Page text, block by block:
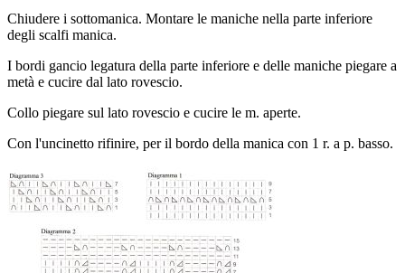
Chiudere i sottomanica. Montare le maniche nella parte inferiore
degli scalfi manica.
I bordi gancio legatura della parte inferiore e delle maniche piegare a
metà e cucire dal lato rovescio.
Collo piegare sul lato rovescio e cucire le m. aperte.
Con l'uncinetto rifinire, per il bordo della manica con 1 r. a p. basso.